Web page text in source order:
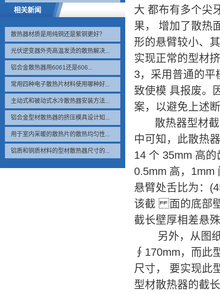
相关新闻
散热器材质是用纯铜还是紫铜更好？
光伏逆变器外壳高温发烫的散热解决...
铝合金散热器用6061还是606...
常用四种电子散热片材料使用哪种好...
主动式和被动式水冷散热器安装方法...
铝合金型材散热器的挤压模具设计知...
用于室内采暖的散热片的散热均匀性...
铝质和铜质材料的型材散热器尺寸的...
大 都布有多个尖
果， 增加了散热
形的悬臂较小、
实现正常的型材
3，采用普通的
致使模 具报废。
案，以避免上述
散热器型材截
中可知，此散热
14 个 35mm 高
0.5mm 高，1mm
悬臂处舌比为：
该截 面的底部壁
截长壁厚相差悬
另外，从图纸
∮170mm，而此
尺寸， 要实现此
型材散热器的截